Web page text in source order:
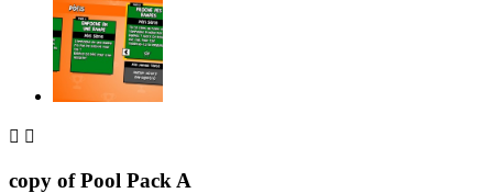
 
copy of Pool Pack A